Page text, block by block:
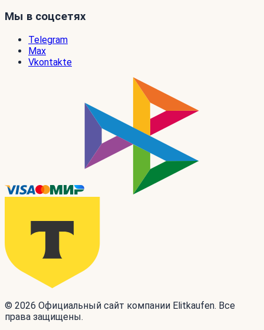
Мы в соцсетях
Telegram
Max
Vkontakte
© 2026 Официальный сайт компании Elitkaufen. Все
права защищены.